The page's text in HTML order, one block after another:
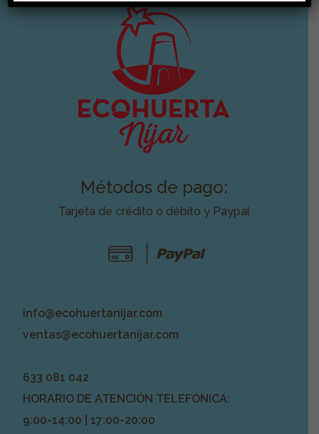
Métodos de pago:
Tarjeta de crédito o débito y Paypal
info@ecohuertanijar.com
ventas@ecohuertanijar.com
633 081 042
HORARIO DE ATENCIÓN TELEFÓNICA:
9:00-14:00 | 17:00-20:00